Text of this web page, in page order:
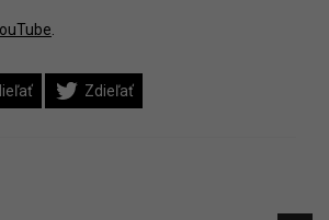
Zdieľať